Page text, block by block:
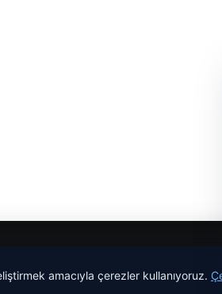
amacıyla çerezler kullanıyoruz.
|lemagrup.com.tr